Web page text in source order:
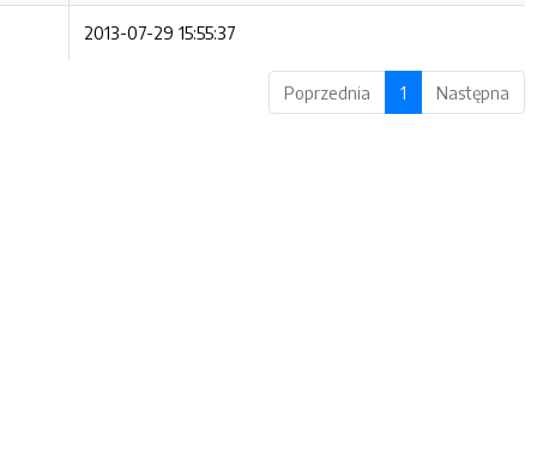
2013-07-29 15:55:37
Poprzednia 1 Następna